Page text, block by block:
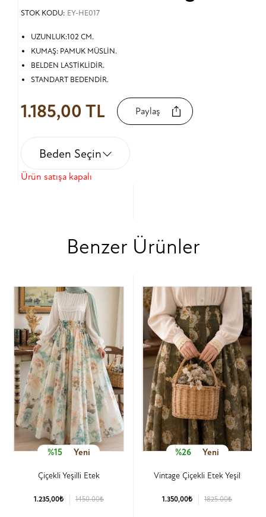
STOK KODU: EY-HE017
UZUNLUK:102 CM.
KUMAŞ: PAMUK MÜSLİN.
BELDEN LASTİKLİDİR.
STANDART BEDENDİR.
1.185,00 TL Paylaş
Beden Seçin
Ürün satışa kapalı
Benzer Ürünler
%15 Yeni
Çiçekli Yeşilli Etek
1.235,00₺ 1450.00₺
%26 Yeni
Vintage Çiçekli Etek Yeşil
1.350,00₺ 1825.00₺